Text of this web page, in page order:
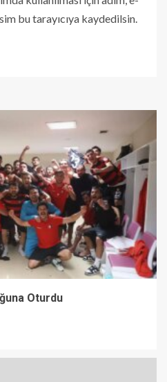
bu tarayıcıya kaydedilsin.
Oturdu